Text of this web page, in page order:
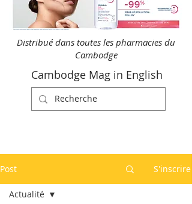
Distribué dans toutes les pharmacies du
Cambodge
Cambodge Mag in English
Post S'inscrire
Actualité